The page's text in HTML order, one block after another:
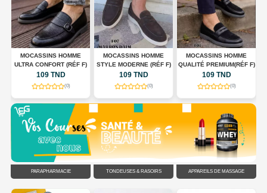
MOCASSINS HOMME
ULTRA CONFORT (RÉF F)
109 TND
(0)
MOCASSINS HOMME
STYLE MODERNE (RÉF F)
109 TND
(0)
MOCASSINS HOMME
QUALITÉ PREMIUM(RÉF F)
109 TND
(0)
PARAPHARMACIE TONDEUSES & RASOIRS APPAREILS DE MASSAGE